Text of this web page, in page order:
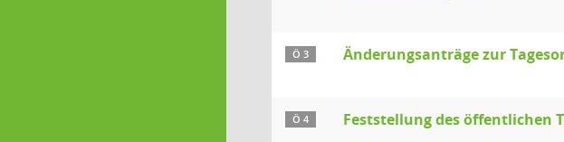
Ö 3 Änderungsanträge zur
Ö 4 Feststellung des öffentlichen